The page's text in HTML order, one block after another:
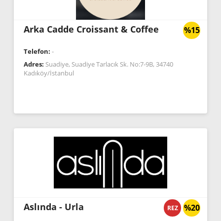
%15
Arka Cadde Croissant & Coffee
Telefon: -
Adres: Suadiye, Suadiye Tarlacık Sk. No:7-9B, 34740
Kadıköy/İstanbul
%20
REZ
Aslında - Urla